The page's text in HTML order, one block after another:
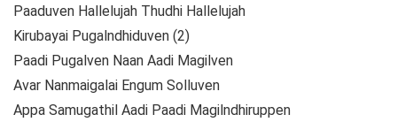
Paaduven Hallelujah Thudhi Hallelujah
Kirubayai Pugalndhiduven (2)
Paadi Pugalven Naan Aadi Magilven
Avar Nanmaigalai Engum Solluven
Appa Samugathil Aadi Paadi Magilndhiruppen